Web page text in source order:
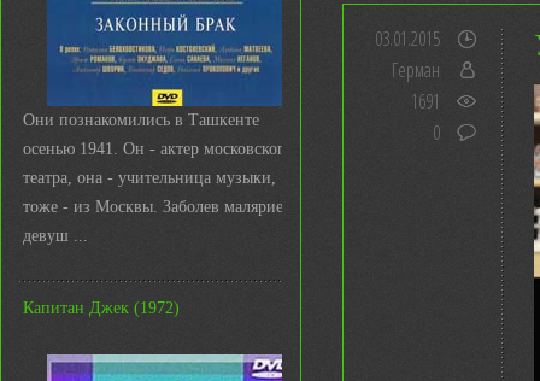
Они познакомились в Ташкенте
осенью 1941. Он - актер московского
театра, она - учительница музыки,
тоже - из Москвы. Заболев малярией,
девуш ...
Капитан Джек (1972)
03.01.2015
Герман
1691
0